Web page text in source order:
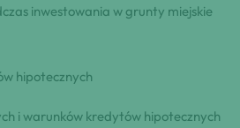
inwestowania w grunty miejskie
hipotecznych
i warunków kredytów hipotecznych